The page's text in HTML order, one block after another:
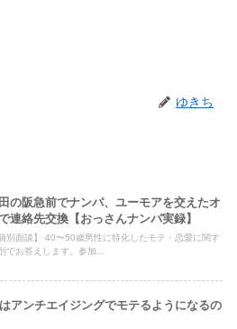
ゆきち
の阪急前でナンパ、ユーモアを交えたオ
連絡先交換【おっさんナンパ実録】
別面談】 40〜50歳男性に特化したモテ・恋愛に関す
でお答えします。参加...
アンチエイジングでモテるようになるの